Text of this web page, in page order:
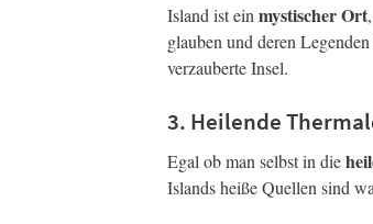
Island ist ein mystischer Ort
glauben und deren
verzauberte Insel.
3. Heilende
Egal ob man selbst in die
Islands heiße Quellen sind